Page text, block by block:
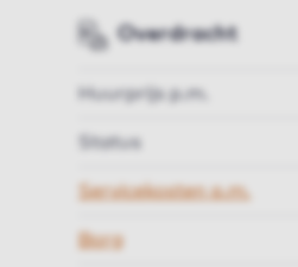
Overdracht
Huurprijs p.m.
Status
Servicekosten p.m.
Borg